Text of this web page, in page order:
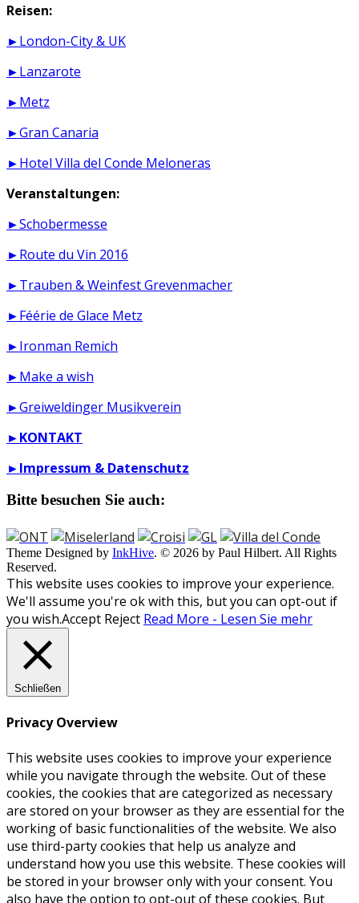
Reisen:
►London-City & UK
►Lanzarote
►Metz
►Gran Canaria
►Hotel Villa del Conde Meloneras
Veranstaltungen:
►Schobermesse
►Route du Vin 2016
►Trauben & Weinfest Grevenmacher
►Féérie de Glace Metz
►Ironman Remich
►Make a wish
►Greiweldinger Musikverein
►KONTAKT
►Impressum & Datenschutz
Bitte besuchen Sie auch:
Theme Designed by InkHive. © 2026 by Paul Hilbert. All Rights
Reserved.
This website uses cookies to improve your experience.
We'll assume you're ok with this, but you can opt-out if
you wish.Accept Reject Read More - Lesen Sie mehr
Schließen
Privacy Overview
This website uses cookies to improve your experience
while you navigate through the website. Out of these
cookies, the cookies that are categorized as necessary
are stored on your browser as they are essential for the
working of basic functionalities of the website. We also
use third-party cookies that help us analyze and
understand how you use this website. These cookies will
be stored in your browser only with your consent. You
also have the option to opt-out of these cookies. But